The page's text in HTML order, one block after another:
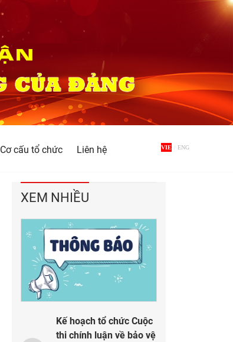
Cơ cấu tổ chức Liên hệ VIE ENG
XEM NHIỀU
Kế hoạch tổ chức Cuộc
thi chính luận về bảo vệ